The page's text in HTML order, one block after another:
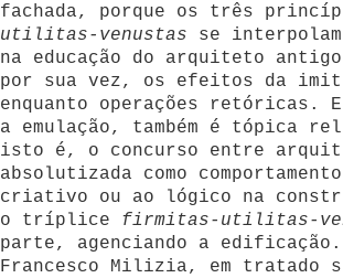
fachada, porque os três
utilitas-venustas se interpolam
na educação do arquiteto antigo
por sua vez, os efeitos da
enquanto operações retóricas.
a emulação, também é tópica
isto é, o concurso entre
absolutizada como
criativo ou ao lógico na
o tríplice firmitas-utilitas-
parte, agenciando a
Francesco Milizia, em tratado